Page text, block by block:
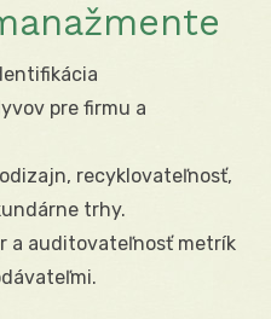
pre firmu a
recyklovateľnosť,
trhy.
a auditovateľnosť metrík